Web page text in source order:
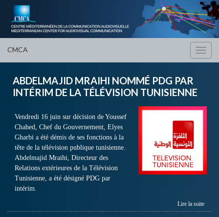
CMCA
ABDELMAJID MRAIHI NOMMÉ PDG PAR
INTÉRIM DE LA TÉLÉVISION TUNISIENNE
Vendredi 16 juin sur décision de Youssef
Chahed, Chef du Gouvernement, Elyes
Gharbi a été démis de ses fonctions à la
tête de la télévision publique tunisienne.
Abdelmajid Mraihi, Directeur des
Relations extérieures de la Télévision
Tunisienne, a été désigné PDG par
intérim.
Lire la suite